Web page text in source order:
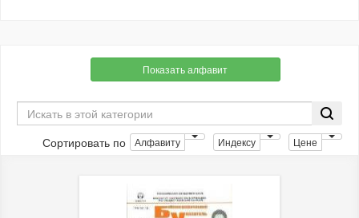
Показать алфавит
Сортировать по Алфавиту Индексу Цене